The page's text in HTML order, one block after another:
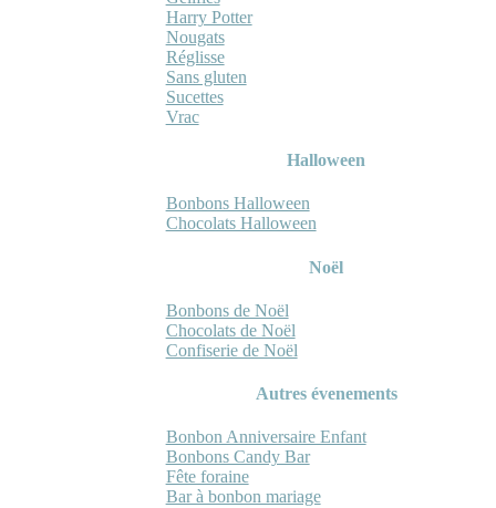
Harry Potter
Nougats
Réglisse
Sans gluten
Sucettes
Vrac
Halloween
Bonbons Halloween
Chocolats Halloween
Noël
Bonbons de Noël
Chocolats de Noël
Confiserie de Noël
Autres évenements
Bonbon Anniversaire Enfant
Bonbons Candy Bar
Fête foraine
Bar à bonbon mariage